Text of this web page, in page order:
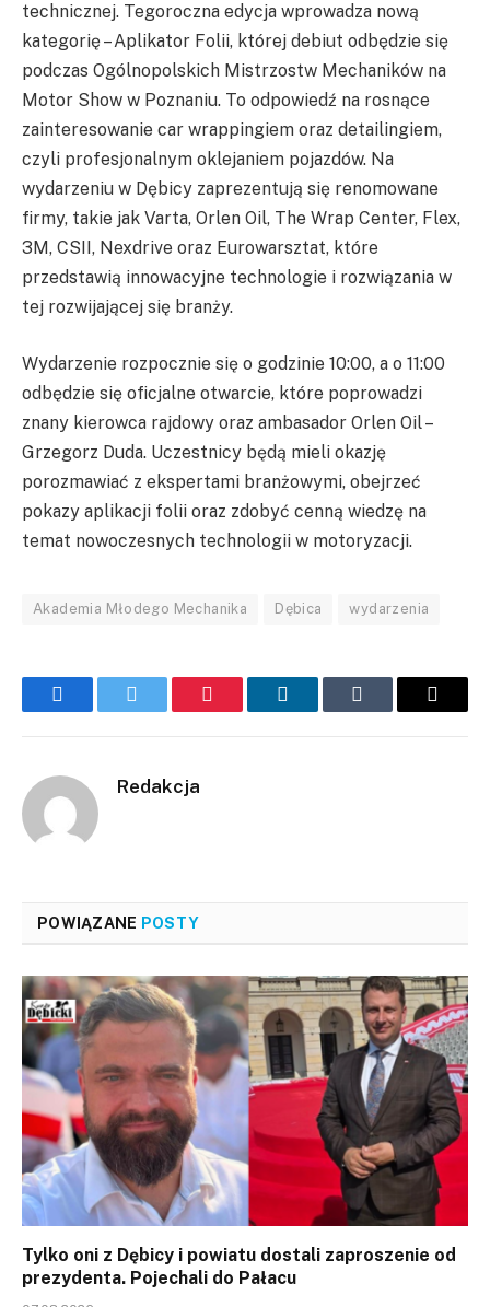
technicznej. Tegoroczna edycja wprowadza nową
kategorię – Aplikator Folii, której debiut odbędzie się
podczas Ogólnopolskich Mistrzostw Mechaników na
Motor Show w Poznaniu. To odpowiedź na rosnące
zainteresowanie car wrappingiem oraz detailingiem,
czyli profesjonalnym oklejaniem pojazdów. Na
wydarzeniu w Dębicy zaprezentują się renomowane
firmy, takie jak Varta, Orlen Oil, The Wrap Center, Flex,
3M, CSII, Nexdrive oraz Eurowarsztat, które
przedstawią innowacyjne technologie i rozwiązania w
tej rozwijającej się branży.
Wydarzenie rozpocznie się o godzinie 10:00, a o 11:00
odbędzie się oficjalne otwarcie, które poprowadzi
znany kierowca rajdowy oraz ambasador Orlen Oil –
Grzegorz Duda. Uczestnicy będą mieli okazję
porozmawiać z ekspertami branżowymi, obejrzeć
pokazy aplikacji folii oraz zdobyć cenną wiedzę na
temat nowoczesnych technologii w motoryzacji.
Akademia Młodego Mechanika Dębica wydarzenia
FacebookTwitter Pinterest LinkedInTumblr Email
Redakcja
POWIĄZANE POSTY
Tylko oni z Dębicy i powiatu dostali zaproszenie od
prezydenta. Pojechali do Pałacu